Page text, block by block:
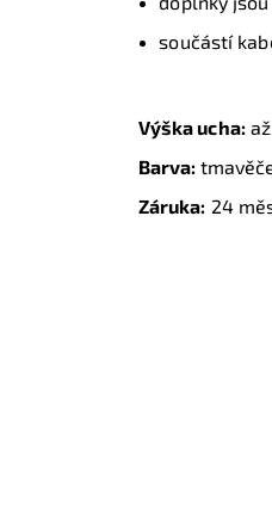
součástí
Výška ucha:až
Barva:
Záruka: 24